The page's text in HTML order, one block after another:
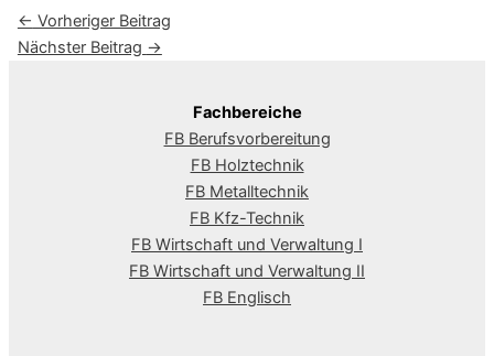
← Vorheriger Beitrag
Nächster Beitrag →
Fachbereiche
FB Berufsvorbereitung
FB Holztechnik
FB Metalltechnik
FB Kfz-Technik
FB Wirtschaft und Verwaltung I
FB Wirtschaft und Verwaltung II
FB Englisch